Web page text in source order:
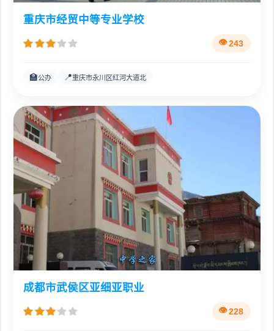
重庆市经贸中等专业学校
243
🏫公办 📍重庆市永川区红河大道北
成都市武侯区亚细亚职业
228